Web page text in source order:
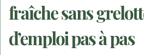
fraîche sans
d’emploi pas à pas